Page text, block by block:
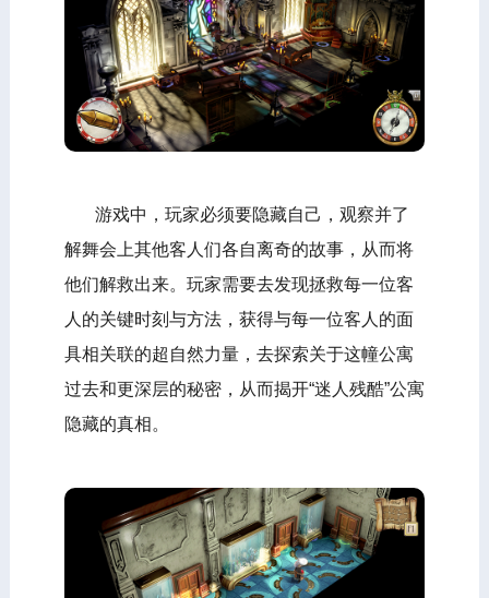
游戏中，玩家必须要隐藏自己，观察并了
解舞会上其他客人们各自离奇的故事，从而将
他们解救出来。玩家需要去发现拯救每一位客
人的关键时刻与方法，获得与每一位客人的面
具相关联的超自然力量，去探索关于这幢公寓
过去和更深层的秘密，从而揭开“迷人残酷”公寓
隐藏的真相。